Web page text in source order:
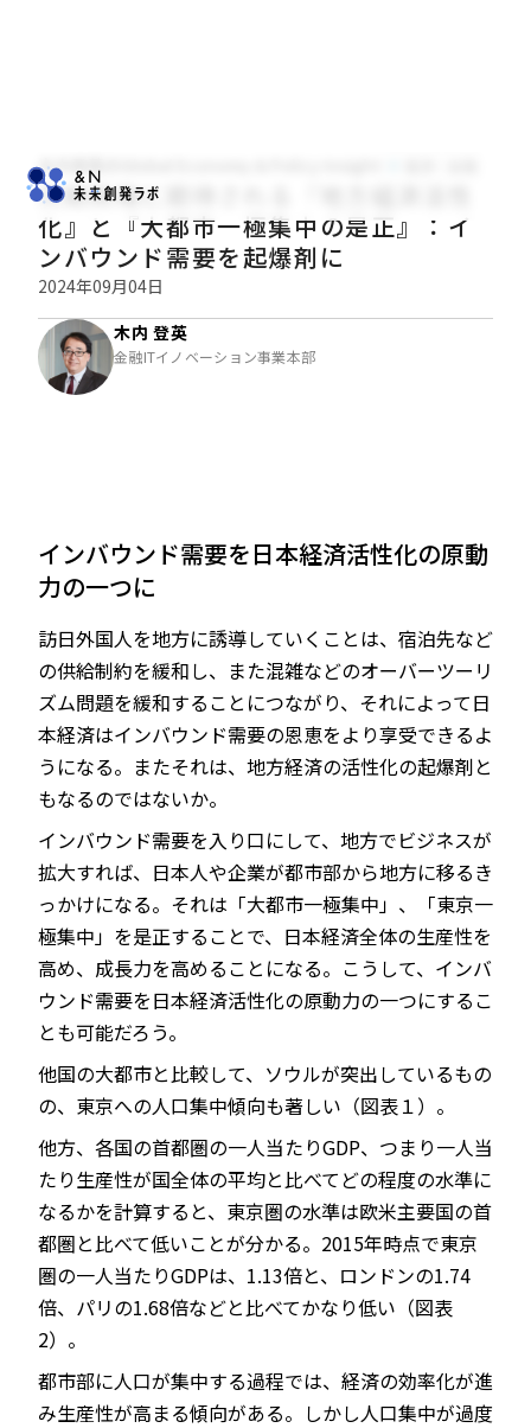
JP EN
木内登英のGlobal Economy & Policy Insight
次期政権に期待される『地方経済活性
化』と『大都市一極集中の是正』：イ
ンバウンド需要を起爆剤に
2024年09月04日
木内 登英
金融ITイノベーション事業本部
インバウンド需要を日本経済活性化の原動
力の一つに
訪日外国人を地方に誘導していくことは、宿泊先など
の供給制約を緩和し、また混雑などのオーバーツーリ
ズム問題を緩和することにつながり、それによって日
本経済はインバウンド需要の恩恵をより享受できるよ
うになる。またそれは、地方経済の活性化の起爆剤と
もなるのではないか。
インバウンド需要を入り口にして、地方でビジネスが
拡大すれば、日本人や企業が都市部から地方に移るき
っかけになる。それは「大都市一極集中」、「東京一
極集中」を是正することで、日本経済全体の生産性を
高め、成長力を高めることになる。こうして、インバ
ウンド需要を日本経済活性化の原動力の一つにするこ
とも可能だろう。
他国の大都市と比較して、ソウルが突出しているもの
の、東京への人口集中傾向も著しい（図表１）。
他方、各国の首都圏の一人当たりGDP、つまり一人当
たり生産性が国全体の平均と比べてどの程度の水準に
なるかを計算すると、東京圏の水準は欧米主要国の首
都圏と比べて低いことが分かる。2015年時点で東京
圏の一人当たりGDPは、1.13倍と、ロンドンの1.74
倍、パリの1.68倍などと比べてかなり低い（図表
2）。
都市部に人口が集中する過程では、経済の効率化が進
み生産性が高まる傾向がある。しかし人口集中が過度